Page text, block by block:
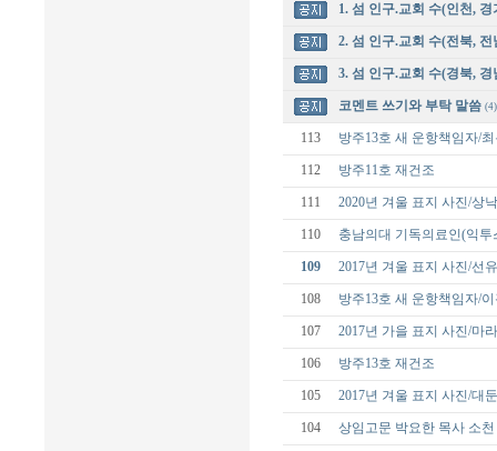
1. 섬 인구.교회 수(인천, 경
2. 섬 인구.교회 수(전북, 전
3. 섬 인구.교회 수(경북, 경
코멘트 쓰기와 부탁 말씀 (4)
113 방주13호 새 운항책임자/
112 방주11호 재건조
111 2020년 겨울 표지 사진/상
110 충남의대 기독의료인(익
109 2017년 겨울 표지 사진/선
108 방주13호 새 운항책임자/
107 2017년 가을 표지 사진/마
106 방주13호 재건조
105 2017년 겨울 표지 사진/대
104 상임고문 박요한 목사 소천